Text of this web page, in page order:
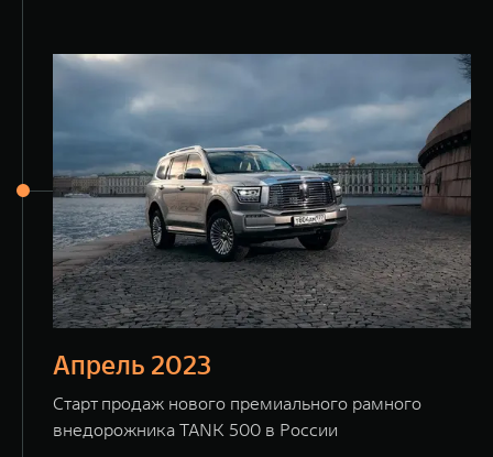
Апрель 2023
Старт продаж нового премиального рамного
внедорожника TANK 500 в России